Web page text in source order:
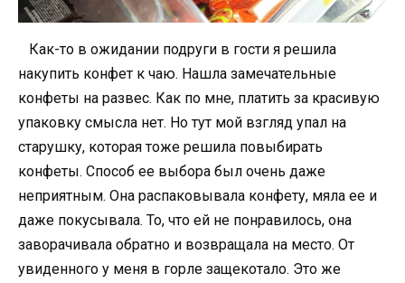
Как-то в ожидании подруги в гости я решила
накупить конфет к чаю. Нашла замечательные
конфеты на развес. Как по мне, платить за красивую
упаковку смысла нет. Но тут мой взгляд упал на
старушку, которая тоже решила повыбирать
конфеты. Способ ее выбора был очень даже
неприятным. Она распаковывала конфету, мяла ее и
даже покусывала. То, что ей не понравилось, она
заворачивала обратно и возвращала на место. От
увиденного у меня в горле защекотало. Это же